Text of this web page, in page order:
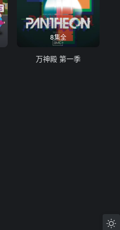
8集全
万神殿 第一季